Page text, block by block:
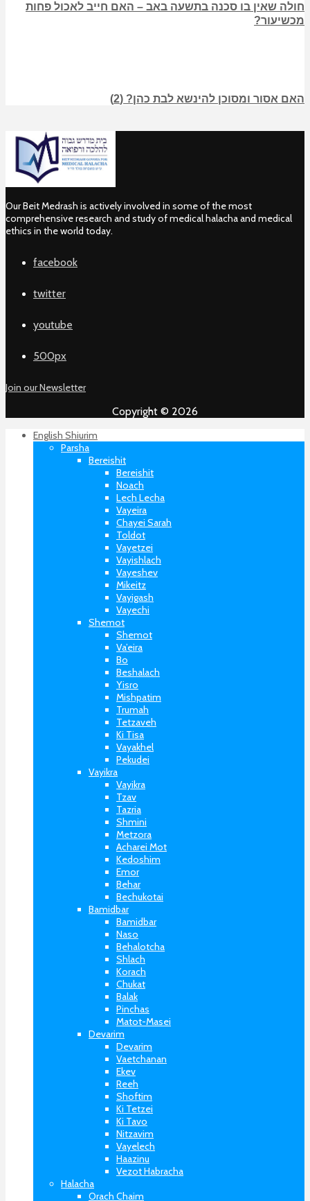
חולה שאין בו סכנה בתשעה באב – האם חייב לאכול פחות
מכשיעור?
האם אסור ומסוכן להינשא לבת כהן? (2)
Our Beit Medrash is actively involved in some of the most
comprehensive research and study of medical halacha and medical
ethics in the world today.
facebook
twitter
youtube
500px
Join our Newsletter
Copyright © 2026
English Shiurim
Parsha
Bereishit
Bereishit
Noach
Lech Lecha
Vayeira
Chayei Sarah
Toldot
Vayetzei
Vayishlach
Vayeshev
Mikeitz
Vayigash
Vayechi
Shemot
Shemot
Va’eira
Bo
Beshalach
Yisro
Mishpatim
Trumah
Tetzaveh
Ki Tisa
Vayakhel
Pekudei
Vayikra
Vayikra
Tzav
Tazria
Shmini
Metzora
Acharei Mot
Kedoshim
Emor
Behar
Bechukotai
Bamidbar
Bamidbar
Naso
Behalotcha
Shlach
Korach
Chukat
Balak
Pinchas
Matot-Masei
Devarim
Devarim
Vaetchanan
Ekev
Reeh
Shoftim
Ki Tetzei
Ki Tavo
Nitzavim
Vayelech
Haazinu
Vezot Habracha
Halacha
Orach Chaim